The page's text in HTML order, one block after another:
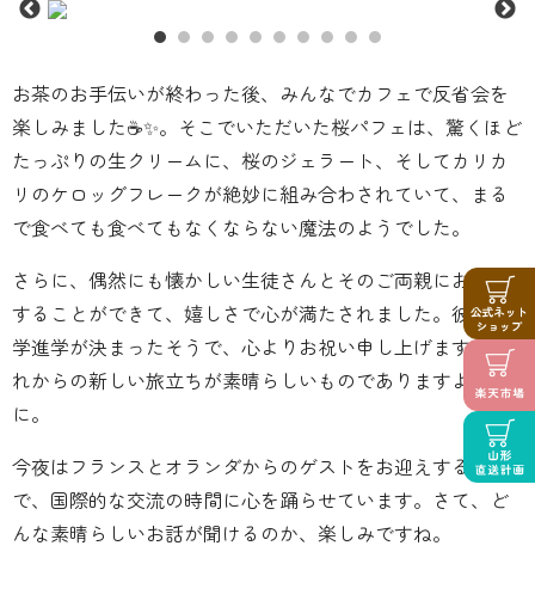
お茶のお手伝いが終わった後、みんなでカフェで反省会を
楽しみました☕️✨。そこでいただいた桜パフェは、驚くほど
たっぷりの生クリームに、桜のジェラート、そしてカリカ
リのケロッグフレークが絶妙に組み合わされていて、まる
で食べても食べてもなくならない魔法のようでした。
さらに、偶然にも懐かしい生徒さんとそのご両親にお会い
することができて、嬉しさで心が満たされました。彼は大
学進学が決まったそうで、心よりお祝い申し上げます。こ
れからの新しい旅立ちが素晴らしいものでありますよう
に。
今夜はフランスとオランダからのゲストをお迎えする予定
で、国際的な交流の時間に心を踊らせています。さて、ど
んな素晴らしいお話が聞けるのか、楽しみですね。